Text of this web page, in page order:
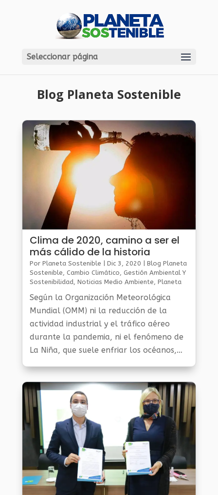
Seleccionar página
Blog Planeta Sostenible
Clima de 2020, camino a ser el
más cálido de la historia
Por Planeta Sostenible Dic 3, 2020
Blog Planeta
Sostenible Cambio Climático Gestión Ambiental Y
Sostenibilidad
Noticias Medio Ambiente Planeta
Según la Organización Meteorológica
Mundial (OMM) ni la reducción de la
actividad industrial y el tráfico aéreo
durante la pandemia, ni el fenómeno de
La Niña, que suele enfriar los océanos,
tres...